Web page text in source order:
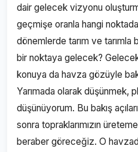
dair gelecek vizyonu
geçmişe oranla hangi
dönemlerde tarım ve tarımla
bir noktaya gelecek?
konuya da havza gözüyle
Yarımada olarak düşünmek,
düşünüyorum. Bu bakış
sonra topraklarımızın
beraber göreceğiz. O